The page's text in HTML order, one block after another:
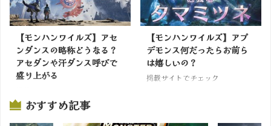
【モンハンワイルズ】アセ
ンダンスの略称どうなる？
アセダンや汗ダンス呼びで
盛り上がる
【モンハンワイルズ】アプ
デモンス何だったらお前ら
は嬉しいの？
掲載サイトでチェック
おすすめ記事